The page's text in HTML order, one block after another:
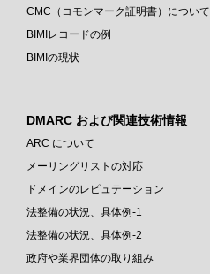
CMC（コモンマーク証明書）について
BIMIレコードの例
BIMIの現状
DMARC および関連技術情報
ARC について
メーリングリストの対応
ドメインのレピュテーション
法整備の状況、具体例-1
法整備の状況、具体例-2
政府や業界団体の取り組み